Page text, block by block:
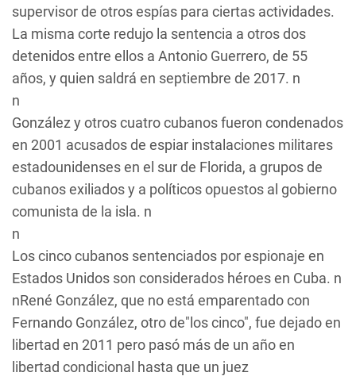
supervisor de otros espías para ciertas actividades.
La misma corte redujo la sentencia a otros dos
detenidos entre ellos a Antonio Guerrero, de 55
años, y quien saldrá en septiembre de 2017. n
n
González y otros cuatro cubanos fueron condenados
en 2001 acusados de espiar instalaciones militares
estadounidenses en el sur de Florida, a grupos de
cubanos exiliados y a políticos opuestos al gobierno
comunista de la isla. n
n
Los cinco cubanos sentenciados por espionaje en
Estados Unidos son considerados héroes en Cuba. n
nRené González, que no está emparentado con
Fernando González, otro de"los cinco", fue dejado en
libertad en 2011 pero pasó más de un año en
libertad condicional hasta que un juez